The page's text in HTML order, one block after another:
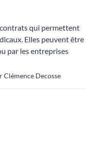
contrats qui permettent
Elles peuvent être
par les entreprises
Clémence Decosse